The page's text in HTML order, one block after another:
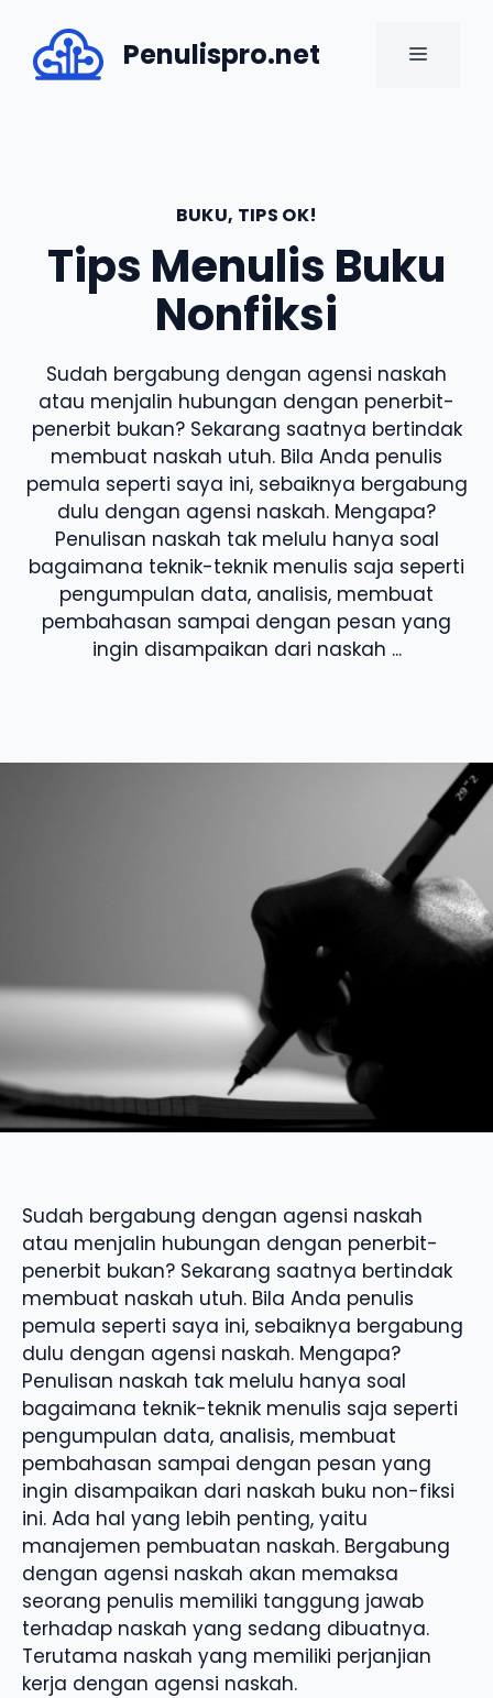
content
Penulispro.net MENU
BUKU, TIPS OK!
Tips Menulis Buku
Nonfiksi
Sudah bergabung dengan agensi naskah
atau menjalin hubungan dengan penerbit-
penerbit bukan? Sekarang saatnya bertindak
membuat naskah utuh. Bila Anda penulis
pemula seperti saya ini, sebaiknya bergabung
dulu dengan agensi naskah. Mengapa?
Penulisan naskah tak melulu hanya soal
bagaimana teknik-teknik menulis saja seperti
pengumpulan data, analisis, membuat
pembahasan sampai dengan pesan yang
ingin disampaikan dari naskah ...
Sudah bergabung dengan agensi naskah
atau menjalin hubungan dengan penerbit-
penerbit bukan? Sekarang saatnya bertindak
membuat naskah utuh. Bila Anda penulis
pemula seperti saya ini, sebaiknya bergabung
dulu dengan agensi naskah. Mengapa?
Penulisan naskah tak melulu hanya soal
bagaimana teknik-teknik menulis saja seperti
pengumpulan data, analisis, membuat
pembahasan sampai dengan pesan yang
ingin disampaikan dari naskah buku non-fiksi
ini. Ada hal yang lebih penting, yaitu
manajemen pembuatan naskah. Bergabung
dengan agensi naskah akan memaksa
seorang penulis memiliki tanggung jawab
terhadap naskah yang sedang dibuatnya.
Terutama naskah yang memiliki perjanjian
kerja dengan agensi naskah.